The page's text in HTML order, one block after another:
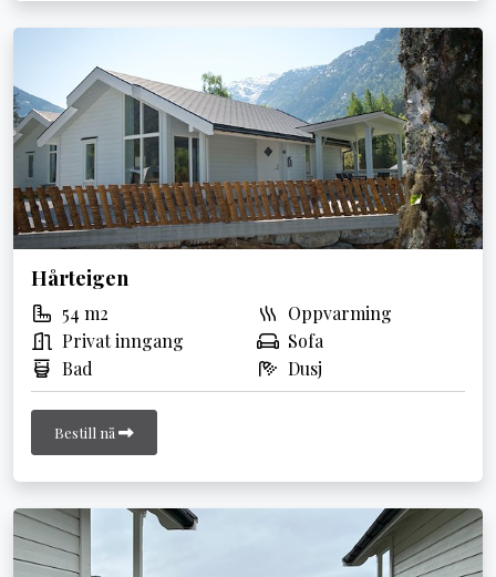
Hårteigen
54 m2
Oppvarming
Privat inngang
Sofa
Bad
Dusj
Bestill nå